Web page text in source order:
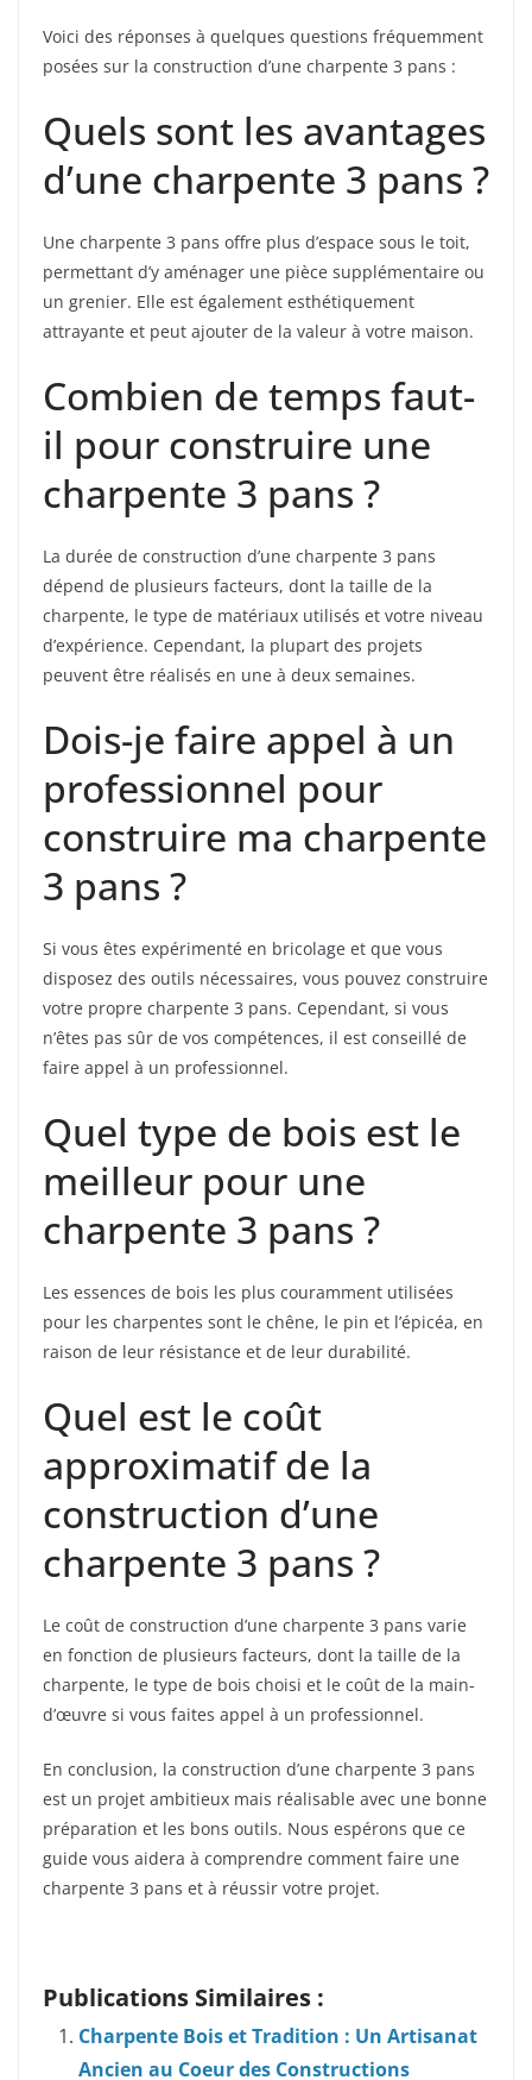
Voici des réponses à quelques questions fréquemment
posées sur la construction d’une charpente 3 pans :
Quels sont les avantages
d’une charpente 3 pans ?
Une charpente 3 pans offre plus d’espace sous le toit,
permettant d’y aménager une pièce supplémentaire ou
un grenier. Elle est également esthétiquement
attrayante et peut ajouter de la valeur à votre maison.
Combien de temps faut-
il pour construire une
charpente 3 pans ?
La durée de construction d’une charpente 3 pans
dépend de plusieurs facteurs, dont la taille de la
charpente, le type de matériaux utilisés et votre niveau
d’expérience. Cependant, la plupart des projets
peuvent être réalisés en une à deux semaines.
Dois-je faire appel à un
professionnel pour
construire ma charpente
3 pans ?
Si vous êtes expérimenté en bricolage et que vous
disposez des outils nécessaires, vous pouvez construire
votre propre charpente 3 pans. Cependant, si vous
n’êtes pas sûr de vos compétences, il est conseillé de
faire appel à un professionnel.
Quel type de bois est le
meilleur pour une
charpente 3 pans ?
Les essences de bois les plus couramment utilisées
pour les charpentes sont le chêne, le pin et l’épicéa, en
raison de leur résistance et de leur durabilité.
Quel est le coût
approximatif de la
construction d’une
charpente 3 pans ?
Le coût de construction d’une charpente 3 pans varie
en fonction de plusieurs facteurs, dont la taille de la
charpente, le type de bois choisi et le coût de la main-
d’œuvre si vous faites appel à un professionnel.
En conclusion, la construction d’une charpente 3 pans
est un projet ambitieux mais réalisable avec une bonne
préparation et les bons outils. Nous espérons que ce
guide vous aidera à comprendre comment faire une
charpente 3 pans et à réussir votre projet.
Publications Similaires :
Charpente Bois et Tradition : Un Artisanat
Ancien au Coeur des Constructions